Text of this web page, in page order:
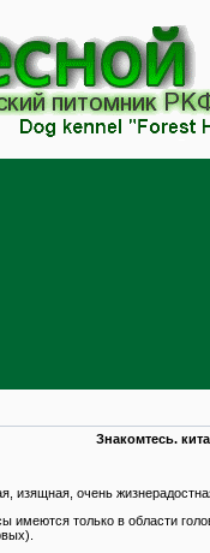
Знакомтесь.
изящная, очень
только в области